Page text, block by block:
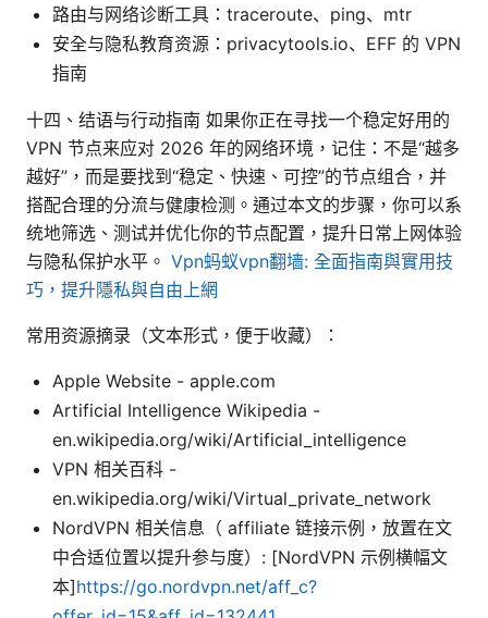
路由与网络诊断工具：traceroute、ping、mtr
安全与隐私教育资源：privacytools.io、EFF 的 VPN
指南
十四、结语与行动指南 如果你正在寻找一个稳定好用的
VPN 节点来应对 2026 年的网络环境，记住：不是“越多
越好”，而是要找到“稳定、快速、可控”的节点组合，并
搭配合理的分流与健康检测。通过本文的步骤，你可以系
统地筛选、测试并优化你的节点配置，提升日常上网体验
与隐私保护水平。 Vpn蚂蚁vpn翻墙: 全面指南與實用技
巧，提升隱私與自由上網
常用资源摘录（文本形式，便于收藏）：
Apple Website - apple.com
Artificial Intelligence Wikipedia -
en.wikipedia.org/wiki/Artificial_intelligence
VPN 相关百科 -
en.wikipedia.org/wiki/Virtual_private_network
NordVPN 相关信息（ affiliate 链接示例，放置在文
中合适位置以提升参与度）: [NordVPN 示例横幅文
本]https://go.nordvpn.net/aff_c?